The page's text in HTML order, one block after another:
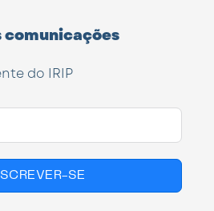
comunicações
do IRIP
SE